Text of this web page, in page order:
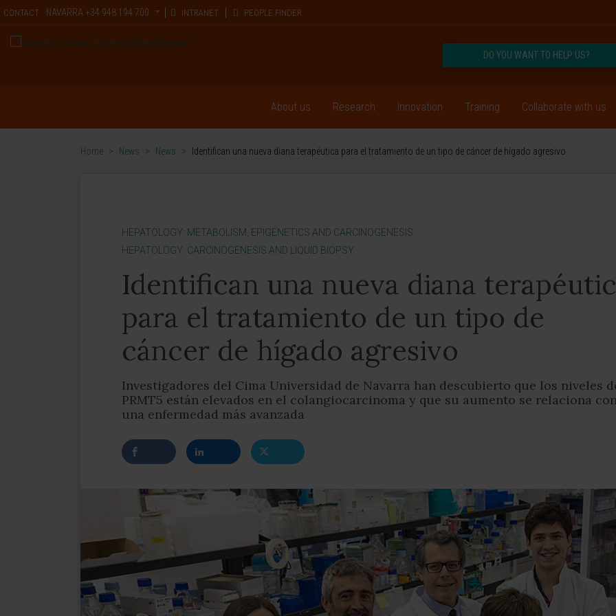
CONTACT NAVARRA +34 948 194 700 INTRANET PEOPLE FINDER
DO YOU WANT TO HELP US?
About us Research Innovation Training Collaborate with us
Home > News > News > Identifican una nueva diana terapéutica para el tratamiento de un tipo de cáncer de hígado agresivo
HEPATOLOGY: METABOLISM, EPIGENETICS AND CARCINOGENESIS
HEPATOLOGY: CARCINOGENESIS AND LIQUID BIOPSY
Identifican una nueva diana
para el tratamiento de un tipo de
cáncer de hígado agresivo
Investigadores del Cima Universidad de Navarra han descubierto que los niveles
PRMT5 están elevados en el colangiocarcinoma y que su aumento se relaciona
una enfermedad más avanzada